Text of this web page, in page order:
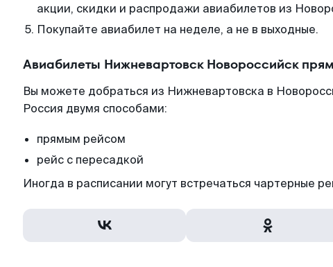
акции, скидки и распродажи авиабилетов из
Покупайте авиабилет на неделе, а не в выходные.
Авиабилеты Нижневартовск Новороссийск
Вы можете добраться из Нижневартовска в
Россия двумя способами:
прямым рейсом
рейс с пересадкой
Иногда в расписании могут встречаться чартерные